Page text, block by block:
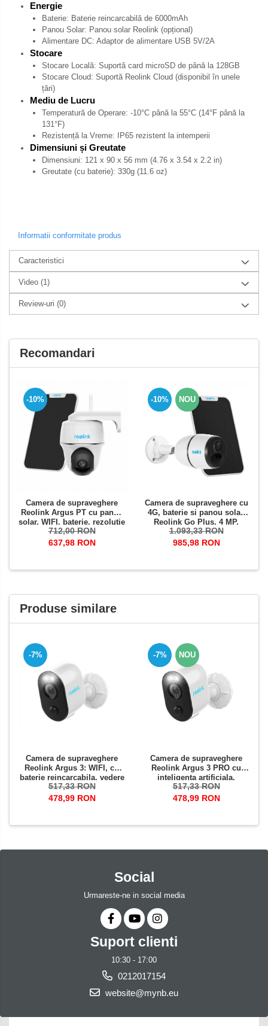
Energie
Baterie: Baterie reincarcabilă de 6000mAh
Panou Solar: Panou solar Reolink (opțional)
Alimentare DC: Adaptor de alimentare USB 5V/2A
Stocare
Stocare Locală: Suportă card microSD de până la 128GB
Stocare Cloud: Suportă Reolink Cloud (disponibil în unele
țări)
Mediu de Lucru
Temperatură de Operare: -10°C până la 55°C (14°F până la
131°F)
Rezistență la Vreme: IP65 rezistent la intemperii
Dimensiuni și Greutate
Dimensiuni: 121 x 90 x 56 mm (4.76 x 3.54 x 2.2 in)
Greutate (cu baterie): 330g (11.6 oz)
Informatii conformitate produs
Caracteristici
Video (1)
Review-uri (0)
Recomandari
-10%
Camera de supraveghere
Reolink Argus PT cu panou
solar, WIFI, baterie, rezolutie
Full HD, senzor de miscare,
avertizare miscare pe email
712,00 RON
637,98 RON
-10% NOU
Camera de supraveghere cu
4G, baterie si panou solar,
Reolink Go Plus, 4 MP,
detectare persoana/vehicul,
notificari pe telefon
1.093,33 RON
985,98 RON
Produse similare
-7%
Camera de supraveghere
Reolink Argus 3: WIFI, cu
baterie reincarcabila, vedere
nocturna color si reflector
LED, rezolutie Full HD
517,33 RON
478,99 RON
-7% NOU
Camera de supraveghere
Reolink Argus 3 PRO cu
inteligenta artificiala,
detectare Persoana/Vehicul
baterie reincarcabila,
517,33 RON
478,99 RON
Social
Urmareste-ne in social media
Suport clienti
10:30 - 17:00
0212017154
website@mynb.eu